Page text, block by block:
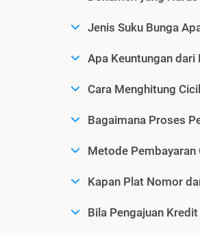
Jenis Suku Bunga
Apa Keuntungan
Cara Menghitung
Bagaimana Proses
Metode
Kapan Plat Nomor
Bila Pengajuan